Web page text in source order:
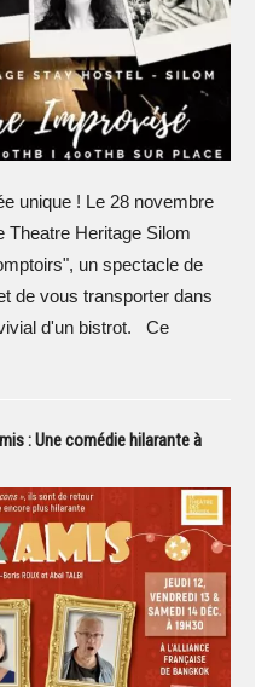
unique ! Le 28 novembre
Theatre Heritage Silom
un spectacle de
de vous transporter dans
d'un bistrot. Ce
: Une comédie hilarante à